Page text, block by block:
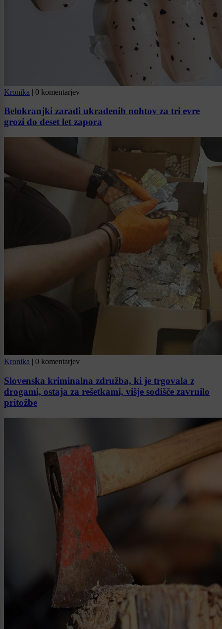
Kronika | 0 komentarjev
Belokranjki zaradi ukradenih nohtov za tri evre
grozi do deset let zapora
Kronika | 0 komentarjev
Slovenska kriminalna združba, ki je trgovala z
drogami, ostaja za rešetkami, višje sodišče zavrnilo
pritožbe